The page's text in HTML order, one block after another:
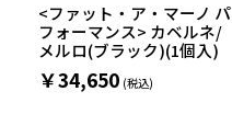
<ファット・ア・マーノ パ
フォーマンス> カベルネ/
メルロ(ブラック)(1個入)
￥34,650